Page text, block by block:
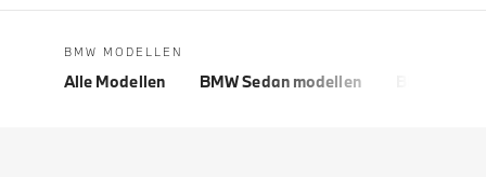
BMW MODELLEN
Alle Modellen BMW Sedan modellen